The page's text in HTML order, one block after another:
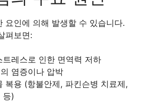
요인에 의해 발생할 수 있습니다.
펴보면:
트레스로 인한 면역력 저하
염증이나 압박
복용 (항불안제, 파킨슨병 치료제,
등)